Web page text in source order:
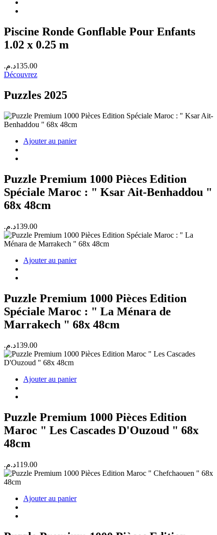
Piscine Ronde Gonflable Pour Enfants
1.02 x 0.25 m
135.00د.م.
Découvrez
Puzzles 2025
Ajouter au panier
Puzzle Premium 1000 Pièces Edition
Spéciale Maroc : " Ksar Ait-Benhaddou "
68x 48cm
139.00د.م.
Ajouter au panier
Puzzle Premium 1000 Pièces Edition
Spéciale Maroc : " La Ménara de
Marrakech " 68x 48cm
139.00د.م.
Ajouter au panier
Puzzle Premium 1000 Pièces Edition
Maroc " Les Cascades D'Ouzoud " 68x
48cm
119.00د.م.
Ajouter au panier